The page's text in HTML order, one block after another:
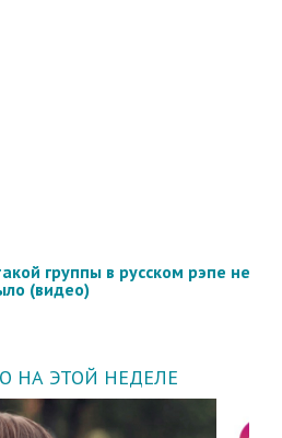
группы в русском рэпе не
(видео)
НА ЭТОЙ НЕДЕЛЕ